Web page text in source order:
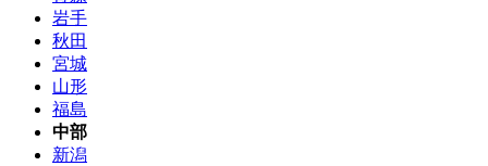
岩手
秋田
宮城
山形
福島
中部
新潟